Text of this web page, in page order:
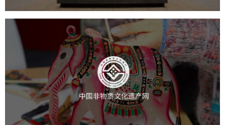
中国非物质文化遗产网
文化艺术 智慧博物馆 博物馆网站建设